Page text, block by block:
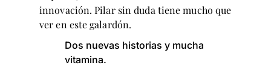
innovación. Pilar sin duda tiene mucho que
ver en este galardón.
Dos nuevas historias y mucha
vitamina.